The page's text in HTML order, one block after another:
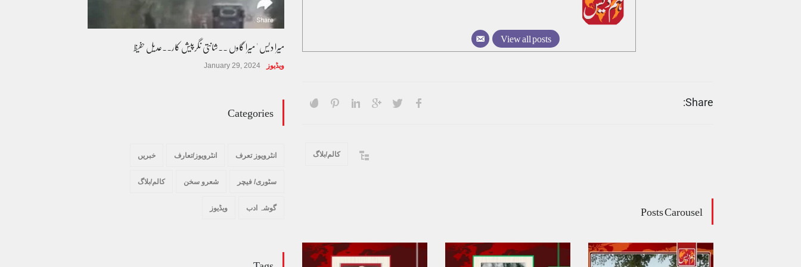
View all posts
Share:
کالم/بلاگ
Posts Carousel
میرا دیس ' میرا گاوں ۔۔شانتی نگرپیش کار۔۔عدیل حفیظ
ویڈیوز January 29, 2024
Categories
انٹرویوز تعرف انٹرویوز/تعارف خبریں
سٹوری/ فیچر شعرو سخن کالم/بلاگ
گوشہ ادب ویڈیوز